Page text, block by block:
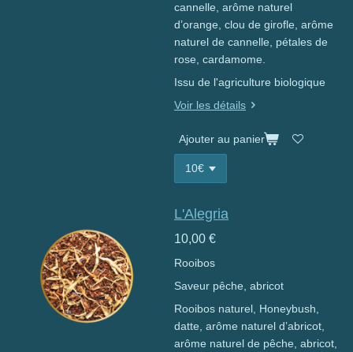
cannelle, arôme naturel
d’orange, clou de girofle, arôme
naturel de cannelle, pétales de
rose, cardamome.
Issu de l'agriculture biologique
Voir les détails
Ajouter au panier
L'Alegria
10,00 €
Rooibos
Saveur pêche, abricot
Rooibos naturel, Honeybush,
datte, arôme naturel d’abricot,
arôme naturel de pêche, abricot,